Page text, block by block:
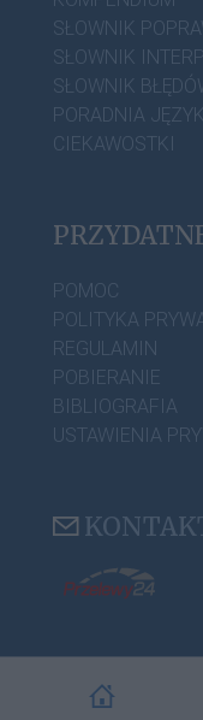
SŁOWNIK
SŁOWNIK
SŁOWNIK
PORADNIA
CIEKAWOSTKI
POMOC
POLITYKA
REGULAMIN
POBIERANIE
BIBLIOGRAFIA
USTAWIENIA